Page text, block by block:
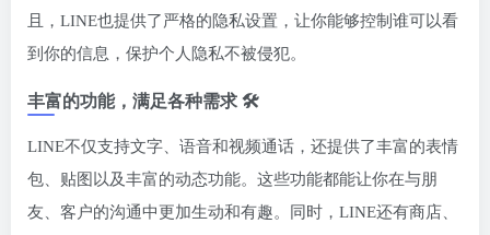
且，LINE也提供了严格的隐私设置，让你能够控制谁可以看
到你的信息，保护个人隐私不被侵犯。
丰富的功能，满足各种需求 🛠️
LINE不仅支持文字、语音和视频通话，还提供了丰富的表情
包、贴图以及丰富的动态功能。这些功能都能让你在与朋
友、客户的沟通中更加生动和有趣。同时，LINE还有商店、